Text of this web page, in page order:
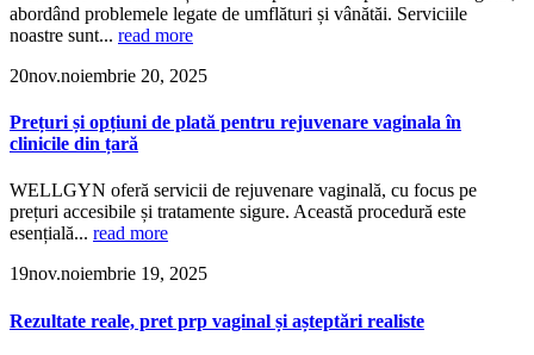
abordând problemele legate de umflături și vânătăi. Serviciile
noastre sunt... read more
20nov.noiembrie 20, 2025
Prețuri și opțiuni de plată pentru rejuvenare vaginala în
clinicile din țară
WELLGYN oferă servicii de rejuvenare vaginală, cu focus pe
prețuri accesibile și tratamente sigure. Această procedură este
esențială... read more
19nov.noiembrie 19, 2025
Rezultate reale, pret prp vaginal și așteptări realiste